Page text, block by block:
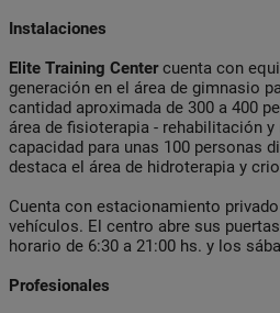
Instalaciones
Elite Training Centercuenta con
generación en el área de gimnasio
cantidad aproximada de 300 a 400
área de fisioterapia - rehabilitación
capacidad para unas 100 personas
destaca el área de hidroterapia y
Cuenta con estacionamiento
vehículos. El centro abre sus
horario de 6:30 a 21:00 hs. y los
Profesionales